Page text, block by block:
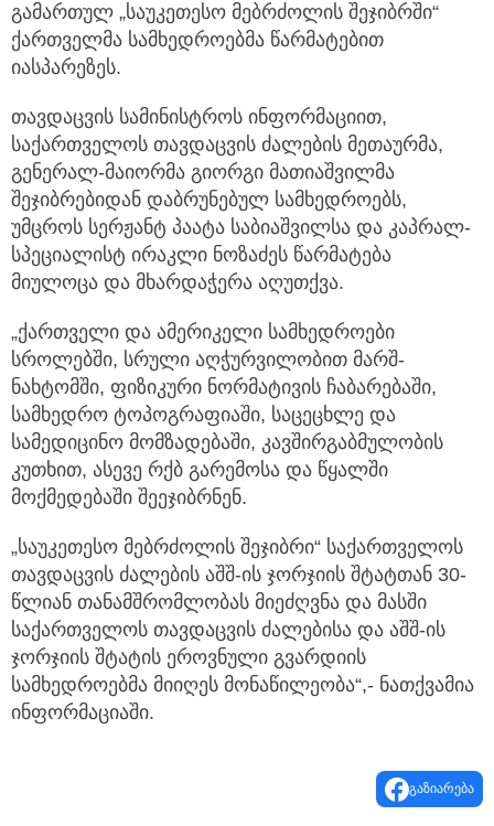
გამართულ „საუკეთესო მებრძოლის შეჯიბრში“
ქართველმა სამხედროებმა წარმატებით
იასპარეზეს.
თავდაცვის სამინისტროს ინფორმაციით,
საქართველოს თავდაცვის ძალების მეთაურმა,
გენერალ-მაიორმა გიორგი მათიაშვილმა
შეჯიბრებიდან დაბრუნებულ სამხედროებს,
უმცროს სერჟანტ პაატა საბიაშვილსა და კაპრალ-
სპეციალისტ ირაკლი ნოზაძეს წარმატება
მიულოცა და მხარდაჭერა აღუთქვა.
„ქართველი და ამერიკელი სამხედროები
სროლებში, სრული აღჭურვილობით მარშ-
ნახტომში, ფიზიკური ნორმატივის ჩაბარებაში,
სამხედრო ტოპოგრაფიაში, საცეცხლე და
სამედიცინო მომზადებაში, კავშირგაბმულობის
კუთხით, ასევე რქბ გარემოსა და წყალში
მოქმედებაში შეეჯიბრნენ.
„საუკეთესო მებრძოლის შეჯიბრი“ საქართველოს
თავდაცვის ძალების აშშ-ის ჯორჯიის შტატთან 30-
წლიან თანამშრომლობას მიეძღვნა და მასში
საქართველოს თავდაცვის ძალებისა და აშშ-ის
ჯორჯიის შტატის ეროვნული გვარდიის
სამხედროებმა მიიღეს მონაწილეობა“,- ნათქვამია
ინფორმაციაში.
გაზიარება